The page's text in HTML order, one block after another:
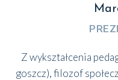
Z wykształ­ce­nia
goszcz), filo­zof